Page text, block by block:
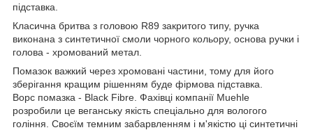
підставка.
Класична бритва з головою R89 закритого типу, ручка
виконана з синтетичної смоли чорного кольору, основа ручки і
голова - хромований метал.
Помазок важкий через хромовані частини, тому для його
зберігання кращим рішенням буде фірмова підставка.
Ворс помазка - Black Fibre. Фахівці компанії Muehle
розробили це веганську якість спеціально для вологого
гоління. Своєїм темним забарвленням і м'якістю ці синтетичні